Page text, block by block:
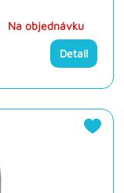
Na objednávku
Detail